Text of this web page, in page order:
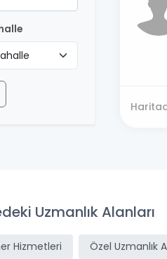
Uzmanlık Alanları
Hizmetleri Özel Uzmanlık